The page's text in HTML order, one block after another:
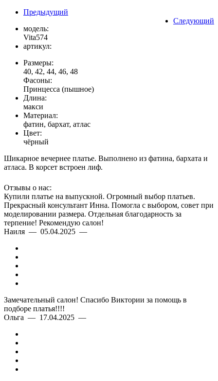
Предыдущий
Следующий
модель:
Vita574
артикул:
Размеры:
40, 42, 44, 46, 48
Фасоны:
Принцесса (пышное)
Длина:
макси
Материал:
фатин, бархат, атлас
Цвет:
чёрный
Шикарное вечернее платье. Выполнено из фатина, бархата и
атласа. В корсет встроен лиф.
Отзывы о нас:
Купили платье на выпускной. Огромный выбор платьев.
Прекрасный консультант Инна. Помогла с выбором, совет при
моделировании размера. Отдельная благодарность за
терпение! Рекомендую салон!
Наиля — 05.04.2025 —
Замечательный салон! Спасибо Виктории за помощь в
подборе платья!!!!
Ольга — 17.04.2025 —